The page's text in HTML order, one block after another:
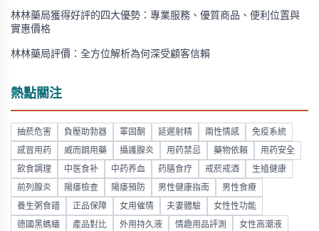
林林藥局獲得好評的四大優勢：專業服務、優質商品、便利位置與
實惠價格
林林藥局評價：全方位解析為何深受顧客信賴
熱點關注
抽菸危害 負壓助勃器 睪固酮 延遲射精 兩性情感 免疫系統
感冒用药 威而鋼用藥 攝護腺炎 用药禁忌 藥物依賴 用药安全
飲食調理 中医食补 中药养血 药膳食疗 戒菸戒酒 生殖健康
前列腺炎 陽痿檢查 陽痿預防 男性健康指南 男性食療
養生粥食譜 正品保障 女用催情 夫妻體驗 女性性功能
德國黑螞蟻 產品對比 外用持久液 情趣用品評測 女性高潮液